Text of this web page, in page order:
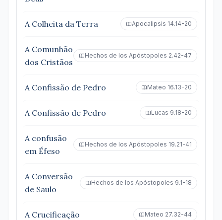
A Colheita da Terra Apocalipsis 14.14-20
A Comunhão
dos Cristãos
Hechos de los Apóstopoles 2.42-47
A Confissão de Pedro Mateo 16.13-20
A Confissão de Pedro Lucas 9.18-20
A confusão
em Éfeso
Hechos de los Apóstopoles 19.21-41
A Conversão
de Saulo
Hechos de los Apóstopoles 9.1-18
A Crucificação Mateo 27.32-44